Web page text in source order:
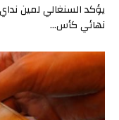
يؤكد السنغالي لمين
نهائي كأس…